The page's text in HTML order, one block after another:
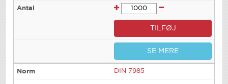
TILFØJ
SE MERE
DIN 7985